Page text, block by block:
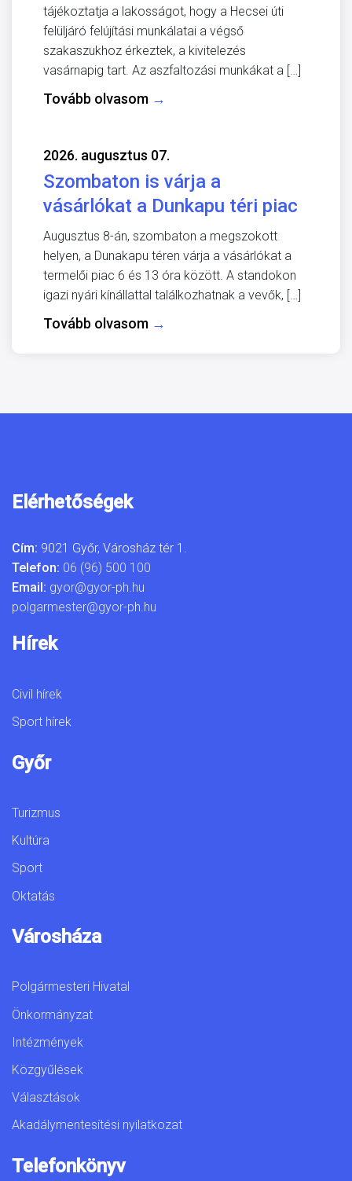
tájékoztatja a lakosságot, hogy a Hecsei úti
felüljáró felújítási munkálatai a végső
szakaszukhoz érkeztek, a kivitelezés
vasárnapig tart. Az aszfaltozási munkákat a […]
Tovább olvasom →
2026. augusztus 07.
Szombaton is várja a
vásárlókat a Dunkapu téri piac
Augusztus 8-án, szombaton a megszokott
helyen, a Dunakapu téren várja a vásárlókat a
termelői piac 6 és 13 óra között. A standokon
igazi nyári kínállattal találkozhatnak a vevők, […]
Tovább olvasom →
Elérhetőségek
Cím: 9021 Győr, Városház tér 1.
Telefon: 06 (96) 500 100
Email: gyor@gyor-ph.hu
polgarmester@gyor-ph.hu
Hírek
Civil hírek
Sport hírek
Győr
Turizmus
Kultúra
Sport
Oktatás
Városháza
Polgármesteri Hivatal
Önkormányzat
Intézmények
Közgyűlések
Választások
Akadálymentesítési nyilatkozat
Telefonkönyv